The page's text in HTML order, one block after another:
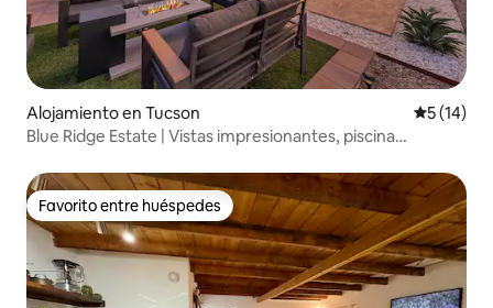
Alojamiento en Tucson
5 (14)
Blue Ridge Estate | Vistas impresionantes, piscina
Favorito entre huéspedes
Favorito entre huéspedes